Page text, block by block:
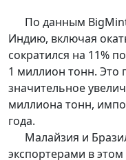
По данным
Индию, включая
сократился на 11%
1 миллион тонн. Это
значительное
миллиона тонн,
года.
Малайзия и
экспортерами в